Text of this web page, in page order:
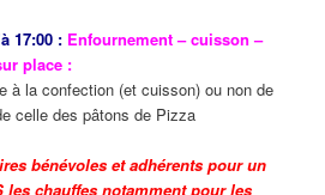
17:00 : Enfournement – cuisson –
place :
à la confection (et cuisson) ou non de
celle des pâtons de Pizza
bénévoles et adhérents pour un
les chauffes notamment pour les